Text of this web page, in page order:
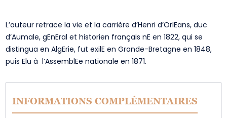
L’auteur retrace la vie et la carrière d’Henri d’OrlEans, duc
d’Aumale, gEnEral et historien français nE en 1822, qui se
distingua en AlgErie, fut exilE en Grande-Bretagne en 1848,
puis Elu à l’AssemblEe nationale en 1871.
INFORMATIONS COMPLÉMENTAIRES